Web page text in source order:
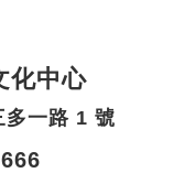
化中心
多一路 1 號